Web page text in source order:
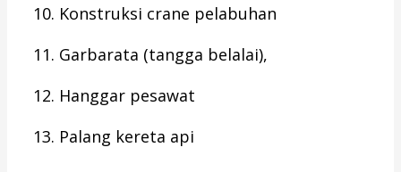
Konstruksi crane pelabuhan
Garbarata (tangga belalai),
Hanggar pesawat
Palang kereta api